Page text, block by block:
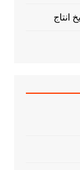
انتاج